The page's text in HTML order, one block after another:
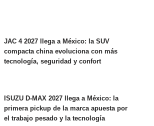
JAC 4 2027 llega a México: la SUV
compacta china evoluciona con más
tecnología, seguridad y confort
ISUZU D-MAX 2027 llega a México: la
primera pickup de la marca apuesta por
el trabajo pesado y la tecnología